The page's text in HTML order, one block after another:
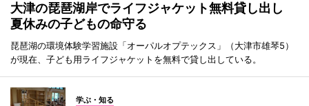
大津の琵琶湖岸でライフジャケット無料貸し出し
夏休みの子どもの命守る
琵琶湖の環境体験学習施設「オーパルオプテックス」（大津市雄琴5）
が現在、子ども用ライフジャケットを無料で貸し出している。
学ぶ・知る